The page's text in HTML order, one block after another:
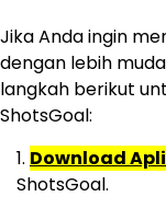
Jika Anda ingin
dengan lebih
langkah berikut
ShotsGoal:
Download
ShotsGoal.